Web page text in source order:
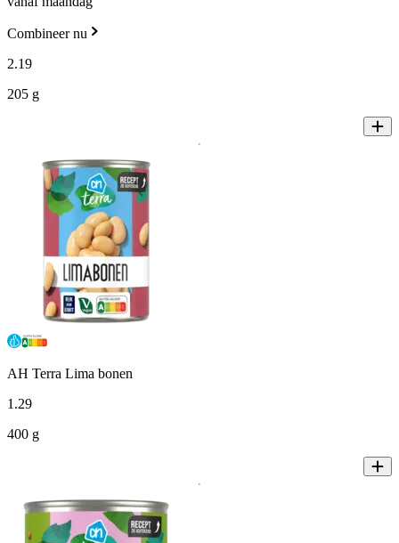
Combineer nu
2.19
205 g
AH Terra Lima bonen
1 .29
400 g